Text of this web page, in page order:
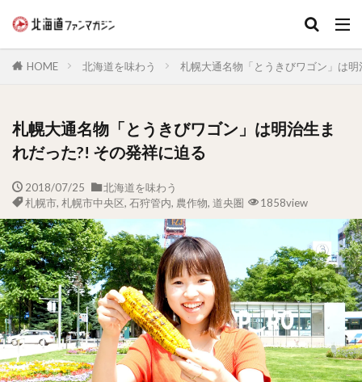
HOME 北海道を味わう 札幌大通名物「とうきびワゴン」は
札幌大通名物「とうきびワゴン」は明治生ま
れだった?! その発祥に迫る
2018/07/25
北海道を味わう
札幌市, 札幌市中央区, 石狩管内, 農作物, 道央圏 1858view